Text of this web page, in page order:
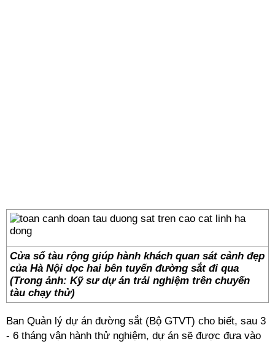
Cửa sổ tàu rộng giúp hành khách quan sát cảnh đẹp
của Hà Nội dọc hai bên tuyến đường sắt đi qua
(Trong ảnh: Kỹ sư dự án trải nghiệm trên chuyến
tàu chạy thử)
Ban Quản lý dự án đường sắt (Bộ GTVT) cho biết, sau 3
- 6 tháng vận hành thử nghiệm, dự án sẽ được đưa vào